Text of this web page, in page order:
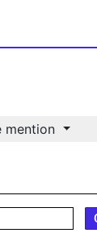
mention